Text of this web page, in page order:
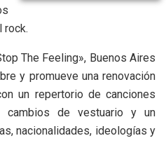
rock.
The Feeling», Buenos Aires
y promueve una renovación
un repertorio de canciones
cambios de vestuario y un
nacionalidades, ideologías y